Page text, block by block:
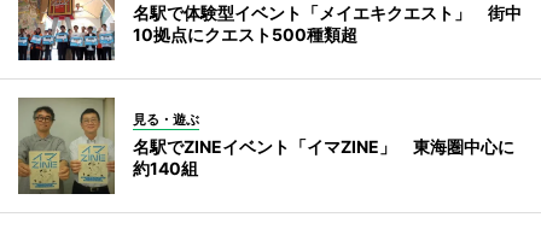
名駅で体験型イベント「メイエキクエスト」 街中
10拠点にクエスト500種類超
見る・遊ぶ
名駅でZINEイベント「イマZINE」 東海圏中心に
約140組